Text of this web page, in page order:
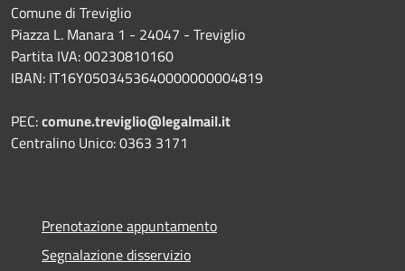
Comune di Treviglio
Piazza L. Manara 1 - 24047 - Treviglio
Partita IVA: 00230810160
IBAN: IT16Y0503453640000000004819
PEC:comune.treviglio@legalmail.it
Centralino Unico: 0363 3171
Prenotazione appuntamento
Segnalazione disservizio